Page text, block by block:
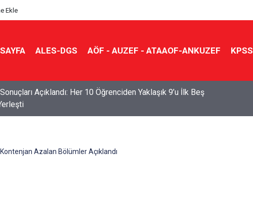
Ekle
ALES-DGS AÖF - AUZEF - ATAAOF-ANKUZEF KPSS
Açıklandı: Her 10 Öğrenciden Yaklaşık 9’u İlk Beş
Azalan Bölümler Açıklandı